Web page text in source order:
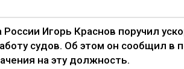
Игорь Краснов поручил
судов. Об этом он сообщил
на эту должность.